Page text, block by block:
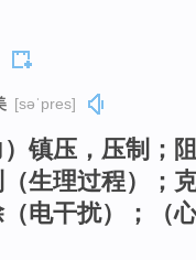
[səˈpres]
镇压，压制；
（生理过程）；
（电干扰）；（